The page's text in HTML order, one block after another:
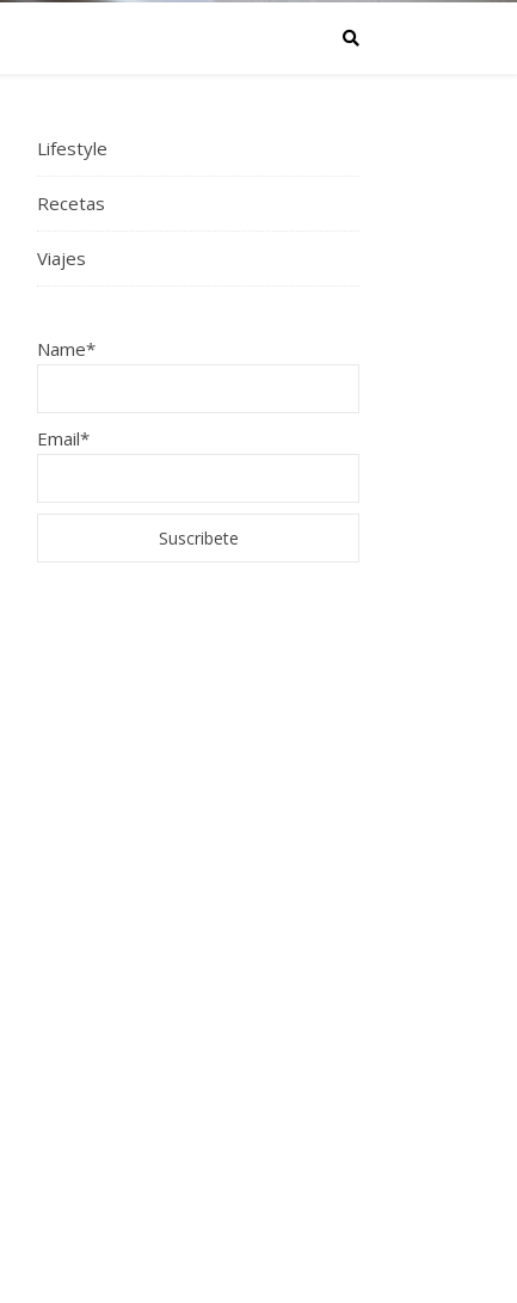
Lifestyle
Recetas
Viajes
Name*
Email*